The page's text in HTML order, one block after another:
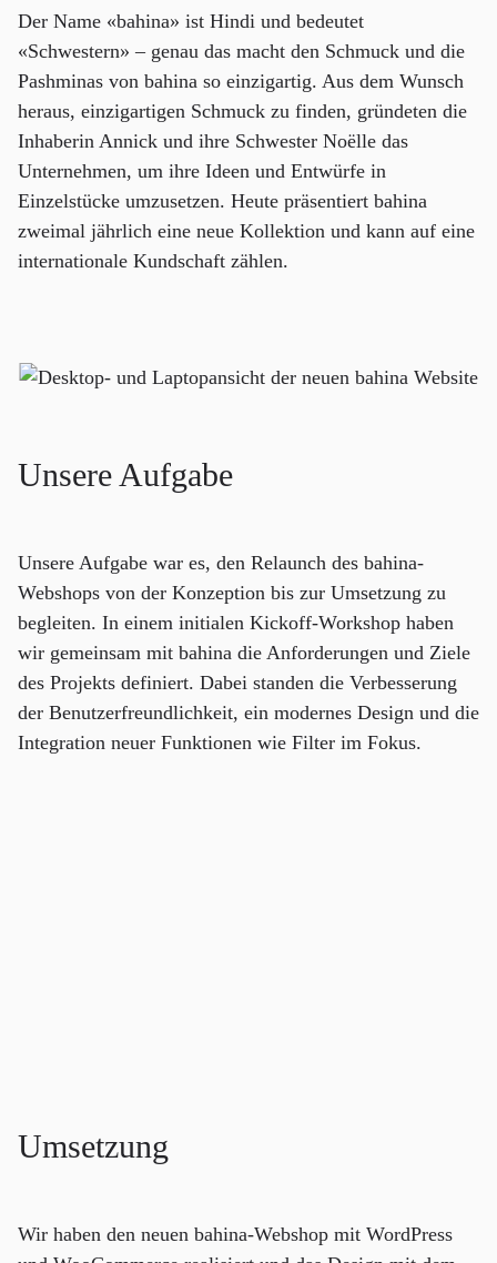
Der Name «bahina» ist Hindi und bedeutet
«Schwestern» – genau das macht den Schmuck und die
Pashminas von bahina so einzigartig. Aus dem Wunsch
heraus, einzigartigen Schmuck zu finden, gründeten die
Inhaberin Annick und ihre Schwester Noëlle das
Unternehmen, um ihre Ideen und Entwürfe in
Einzelstücke umzusetzen. Heute präsentiert bahina
zweimal jährlich eine neue Kollektion und kann auf eine
internationale Kundschaft zählen.
Unsere Aufgabe
Unsere Aufgabe war es, den Relaunch des bahina-
Webshops von der Konzeption bis zur Umsetzung zu
begleiten. In einem initialen Kickoff-Workshop haben
wir gemeinsam mit bahina die Anforderungen und Ziele
des Projekts definiert. Dabei standen die Verbesserung
der Benutzerfreundlichkeit, ein modernes Design und die
Integration neuer Funktionen wie Filter im Fokus.
Umsetzung
Wir haben den neuen bahina-Webshop mit WordPress